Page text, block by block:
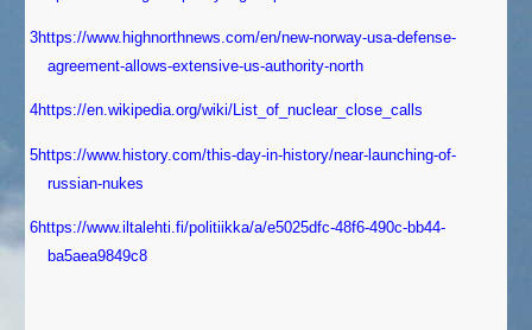
3https://www.highnorthnews.com/en/new-norway-usa-defense-
agreement-allows-extensive-us-authority-north
4https://en.wikipedia.org/wiki/List_of_nuclear_close_calls
5https://www.history.com/this-day-in-history/near-launching-of-
russian-nukes
6https://www.iltalehti.fi/politiikka/a/e5025dfc-48f6-490c-bb44-
ba5aea9849c8